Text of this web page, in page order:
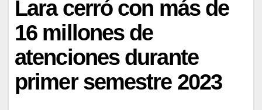
Lara cerró con más de
16 millones de
atenciones durante
primer semestre 2023